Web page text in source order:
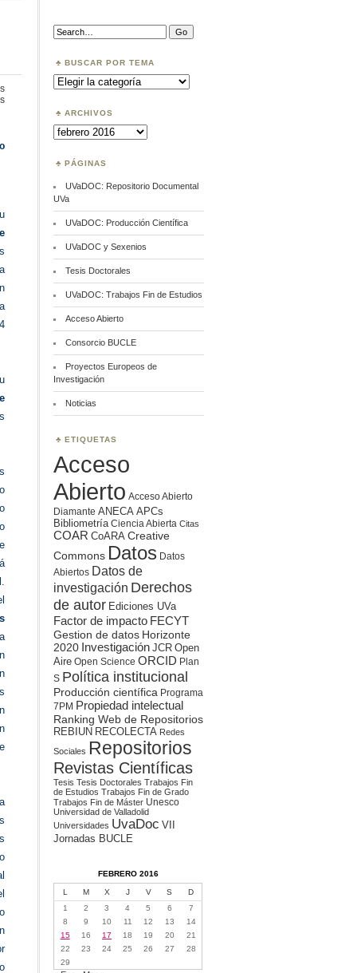
en
los
Search:
BUSCAR POR TEMA
Buscar
por
ARCHIVOS
Archivos
PÁGINAS
UVaDOC: Repositorio Documental
UVa
UVaDOC: Producción Científica
UVaDOC y Sexenios
Tesis Doctorales
UVaDOC: Trabajos Fin de Estudios
Acceso Abierto
Consorcio BUCLE
Proyectos Europeos de
Investigación
Noticias
ETIQUETAS
Acceso
Abierto Acceso Abierto
Diamante ANECA APCs
Bibliometría Ciencia Abierta Citas
COAR CoARA Creative
Commons Datos Datos
Abiertos Datos de
investigación Derechos
de autor Ediciones UVa
Factor de impacto FECYT
Gestion de datos Horizonte
2020 Investigación JCR Open
Aire Open Science ORCID Plan
S Política institucional
Producción científica Programa
7PM Propiedad intelectual
Ranking Web de Repositorios
REBIUN RECOLECTA Redes
Sociales Repositorios
Revistas Científicas
Tesis Tesis Doctorales Trabajos Fin
de Estudios Trabajos Fin de Grado
Trabajos Fin de Máster Unesco
Universidad de Valladolid
Universidades UvaDoc VII
Jornadas BUCLE
FEBRERO 2016
L M X J V S
D
1
2 3 4 5 6
7
8
9 10 11 12 13
14
15
16 17 18 19 20
21
22
23 24 25 26 27
28
29